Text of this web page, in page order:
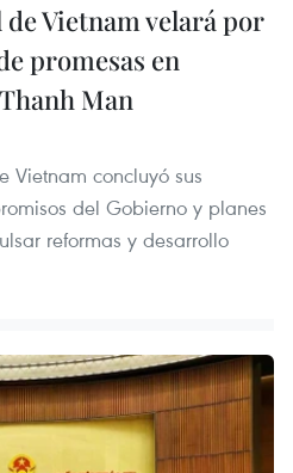
Vietnam velará por
promesas en
Man
Vietnam concluyó sus
del Gobierno y planes
reformas y desarrollo